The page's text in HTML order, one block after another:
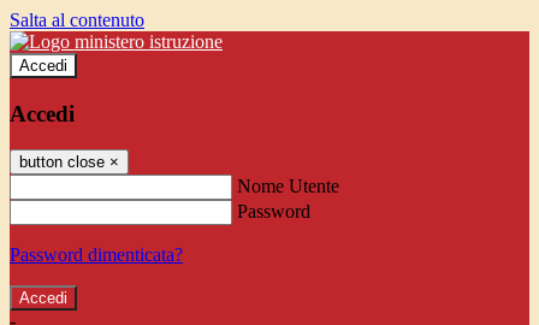
Salta al contenuto
Accedi
Accedi
button close ×
Nome Utente
Password
Password dimenticata?